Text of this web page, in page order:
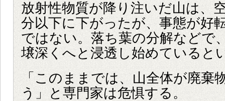
放射性物質が降り注いだ山は、
分以下に下がったが、事態が好
ではない。落ち葉の分解などで
壌深くへと浸透し始めていると
「このままでは、山全体が廃棄
う」と専門家は危惧する。